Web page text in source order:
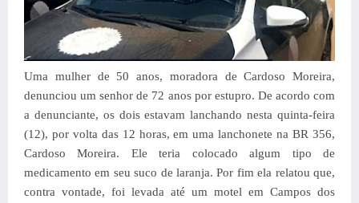
Uma mulher de 50 anos, moradora de Cardoso Moreira,
denunciou um senhor de 72 anos por estupro. De acordo com
a denunciante, os dois estavam lanchando nesta quinta-feira
(12), por volta das 12 horas, em uma lanchonete na BR 356,
Cardoso Moreira. Ele teria colocado algum tipo de
medicamento em seu suco de laranja. Por fim ela relatou que,
contra vontade, foi levada até um motel em Campos dos